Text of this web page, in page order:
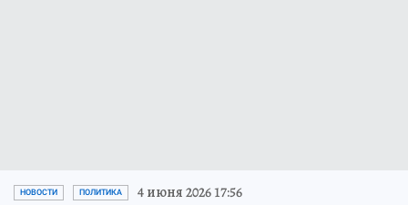
НОВОСТИ ПОЛИТИКА 4 июня 2026 17:56